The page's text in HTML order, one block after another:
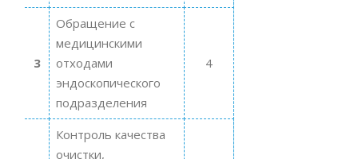
3
Обращение с
медицинскими
отходами
эндоскопического
подразделения
4
Контроль качества
очистки,